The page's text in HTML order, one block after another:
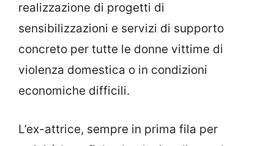
realizzazione di progetti di
sensibilizzazioni e servizi di supporto
concreto per tutte le donne vittime di
violenza domestica o in condizioni
economiche difficili.
L’ex-attrice, sempre in prima fila per